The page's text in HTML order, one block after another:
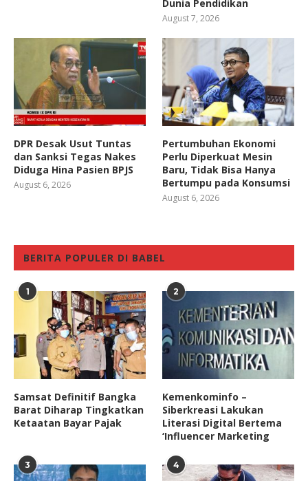
Dunia Pendidikan
August 7, 2026
DPR Desak Usut Tuntas
dan Sanksi Tegas Nakes
Diduga Hina Pasien BPJS
August 6, 2026
Pertumbuhan Ekonomi
Perlu Diperkuat Mesin
Baru, Tidak Bisa Hanya
Bertumpu pada Konsumsi
August 6, 2026
BERITA POPULER DI BABEL
1
Samsat Definitif Bangka
Barat Diharap Tingkatkan
Ketaatan Bayar Pajak
2
Kemenkominfo –
Siberkreasi Lakukan
Literasi Digital Bertema
‘Influencer Marketing
3 4